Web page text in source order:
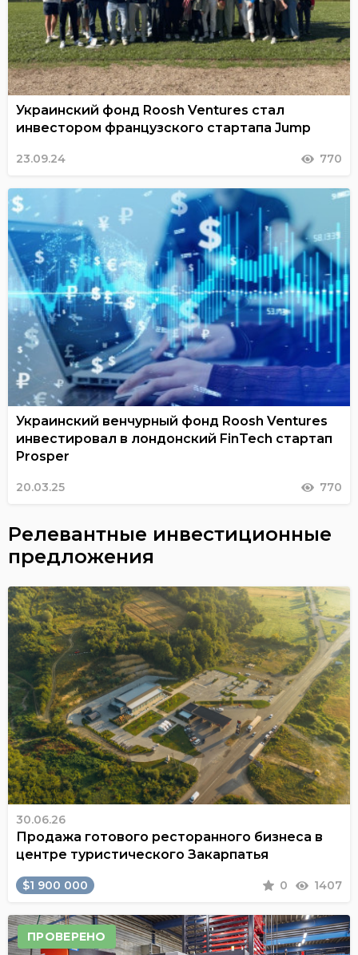
Украинский фонд Roosh Ventures стал
инвестором французского стартапа Jump
23.09.24 770
Украинский венчурный фонд Roosh Ventures
инвестировал в лондонский FinTech стартап
Prosper
20.03.25 770
Релевантные инвестиционные
предложения
30.06.26
Продажа готового ресторанного бизнеса в
центре туристического Закарпатья
$1 900 000 0 1407
ПРОВЕРЕНО